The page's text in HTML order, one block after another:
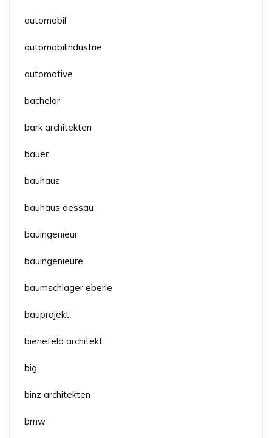
automobil
automobilindustrie
automotive
bachelor
bark architekten
bauer
bauhaus
bauhaus dessau
bauingenieur
bauingenieure
baumschlager eberle
bauprojekt
bienefeld architekt
big
binz architekten
bmw